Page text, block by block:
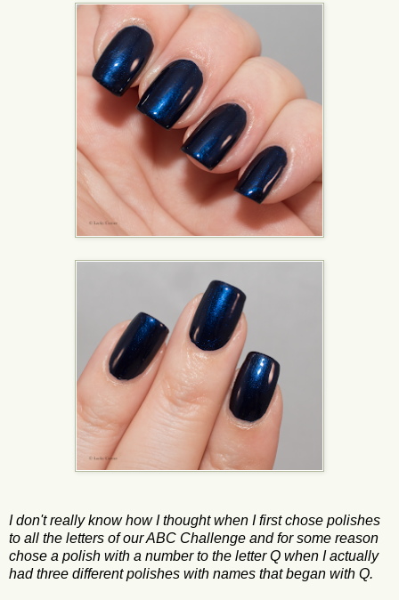
I don't really know how I thought when I first chose polishes
to all the letters of our ABC Challenge and for some reason
chose a polish with a number to the letter Q when I actually
had three different polishes with names that began with Q.